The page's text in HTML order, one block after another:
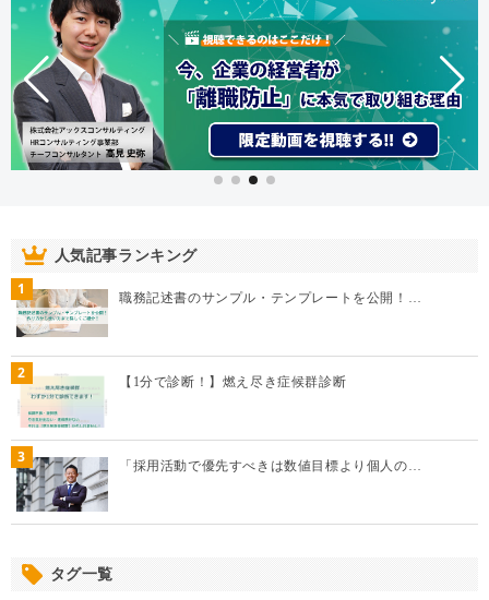
人気記事ランキング
1 職務記述書のサンプル・テンプレートを公開！…
2 【1分で診断！】燃え尽き症候群診断
3 「採用活動で優先すべきは数値目標より個人の…
タグ一覧